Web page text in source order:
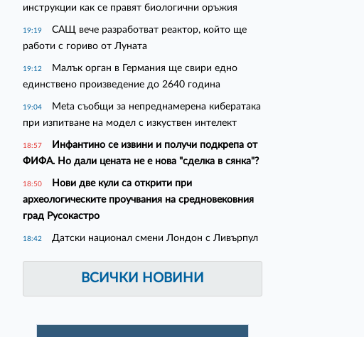
инструкции как се правят биологични оръжия
19:19
САЩ вече разработват реактор, който ще
работи с гориво от Луната
19:12
Малък орган в Германия ще свири едно
единствено произведение до 2640 година
19:04
Meta съобщи за непреднамерена кибератака
при изпитване на модел с изкуствен интелект
18:57
Инфантино се извини и получи подкрепа от
ФИФА. Но дали цената не е нова "сделка в сянка"?
18:50
Нови две кули са открити при
археологическите проучвания на средновековния
град Русокастро
18:42 Датски национал смени Лондон с Ливърпул
ВСИЧКИ НОВИНИ